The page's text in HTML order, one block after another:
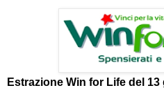
Estrazione Win for Life del 13